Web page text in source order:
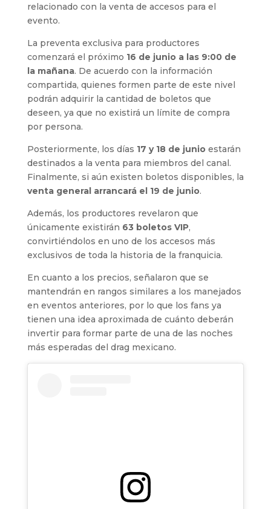
relacionado con la venta de accesos para el
evento.
La preventa exclusiva para productores
comenzará el próximo 16 de junio a las 9:00 de
la mañana. De acuerdo con la información
compartida, quienes formen parte de este nivel
podrán adquirir la cantidad de boletos que
deseen, ya que no existirá un límite de compra
por persona.
Posteriormente, los días 17 y 18 de junioestarán
destinados a la venta para miembros del canal.
Finalmente, si aún existen boletos disponibles, la
venta general arrancará el 19 de junio.
Además, los productores revelaron que
únicamente existirán 63 boletos VIP,
convirtiéndolos en uno de los accesos más
exclusivos de toda la historia de la franquicia.
En cuanto a los precios, señalaron que se
mantendrán en rangos similares a los manejados
en eventos anteriores, por lo que los fans ya
tienen una idea aproximada de cuánto deberán
invertir para formar parte de una de las noches
más esperadas del drag mexicano.